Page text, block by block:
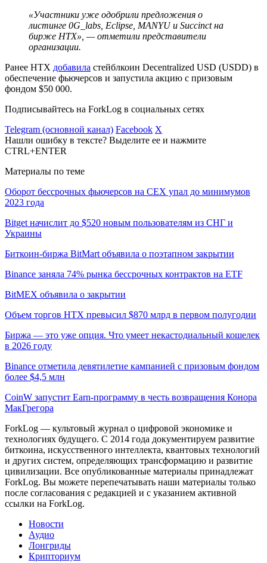
«Участники уже одобрили предложения о
листинге 0G_labs, Eclipse, MANYU и Succinct на
бирже HTX»‎, — отметили представители
организации.
Ранее HTX добавила стейблкоин Decentralized USD (USDD) в
обеспечение фьючерсов и запустила акцию с призовым
фондом $50 000.
Подписывайтесь на ForkLog в социальных сетях
Telegram (основной канал) Facebook X
Нашли ошибку в тексте? Выделите ее и нажмите
CTRL+ENTER
Материалы по теме
Оборот бессрочных фьючерсов на CEX упал до минимумов
2023 года
Bitget начислит до $520 новым пользователям из СНГ и
Украины
Биткоин-биржа BitMart объявила о поэтапном закрытии
Binance заняла 74% рынка бессрочных контрактов на ETF
BitMEX объявила о закрытии
Объем торгов HTX превысил $870 млрд в первом полугодии
Биржа — это уже опция. Что умеет некастодиальный кошелек
в 2026 году
Binance отметила девятилетие кампанией с призовым фондом
более $4,5 млн
CoinW запустит Earn-программу в честь возвращения Конора
МакГрегора
ForkLog — культовый журнал о цифровой экономике и
технологиях будущего. С 2014 года документируем развитие
биткоина, искусственного интеллекта, квантовых технологий
и других систем, определяющих трансформацию и развитие
цивилизации. Все опубликованные материалы принадлежат
ForkLog. Вы можете перепечатывать наши материалы только
после согласования с редакцией и с указанием активной
ссылки на ForkLog.
Новости
Аудио
Лонгриды
Крипториум